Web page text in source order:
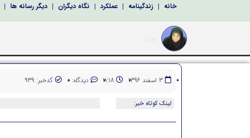
خانه زندگینامه عملکرد نگاه دیگران دیگر رسانه ها
3 اسفند 1396 11:18 دیدگاه: 0 کدخبر: 939
لینک کوتاه خبر: